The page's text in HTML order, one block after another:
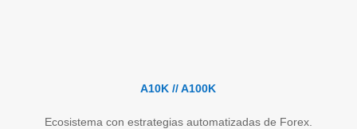
A10K // A100K
Ecosistema con estrategias automatizadas de Forex.